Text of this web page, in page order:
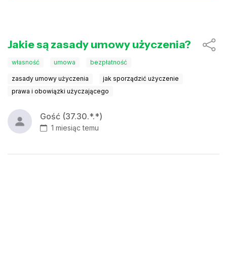
Jakie są zasady umowy użyczenia?
własność umowa bezpłatność
zasady umowy użyczenia
jak sporządzić użyczenie
prawa i obowiązki użyczającego
Gość (37.30.*.*)
1 miesiąc temu